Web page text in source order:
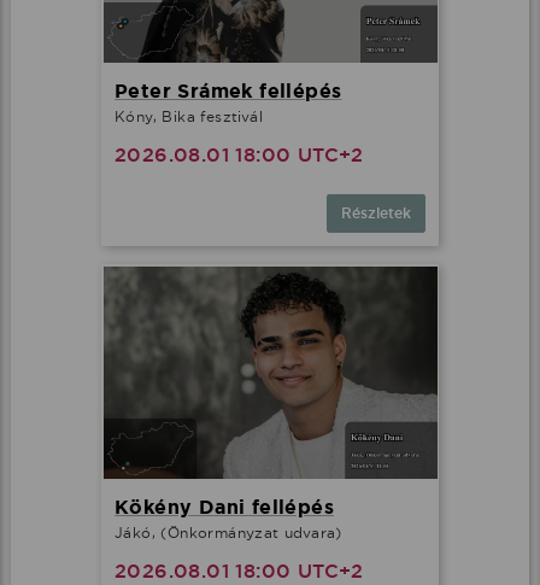
Peter Srámek fellépés
Kóny, Bika fesztivál
2026.08.01 18:00 UTC+2
Részletek
Kökény Dani fellépés
Jákó, (Önkormányzat udvara)
2026.08.01 18:00 UTC+2